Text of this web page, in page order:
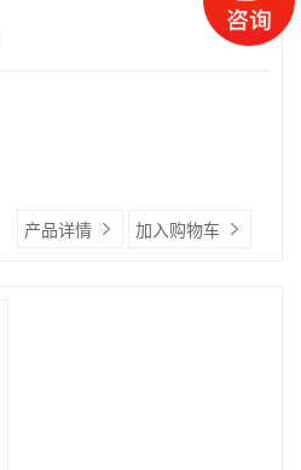
产品详情 加入购物车